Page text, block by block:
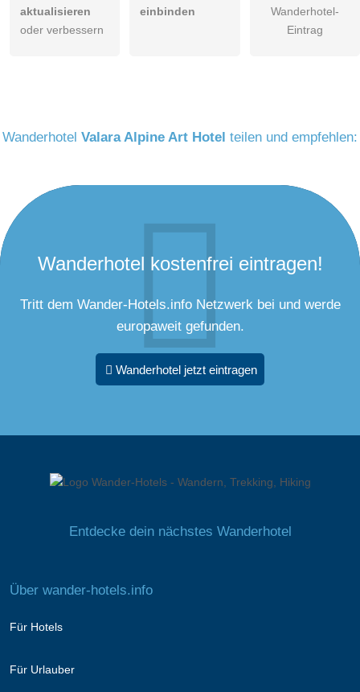
aktualisieren
oder verbessern
einbinden
Wanderhotel-
Eintrag
Wanderhotel Valara Alpine Art Hotel teilen und empfehlen:
Wanderhotel kostenfrei eintragen!
Tritt dem Wander-Hotels.info Netzwerk bei und werde
europaweit gefunden.
Wanderhotel jetzt eintragen
Entdecke dein nächstes Wanderhotel
Über wander-hotels.info
Für Hotels
Für Urlauber